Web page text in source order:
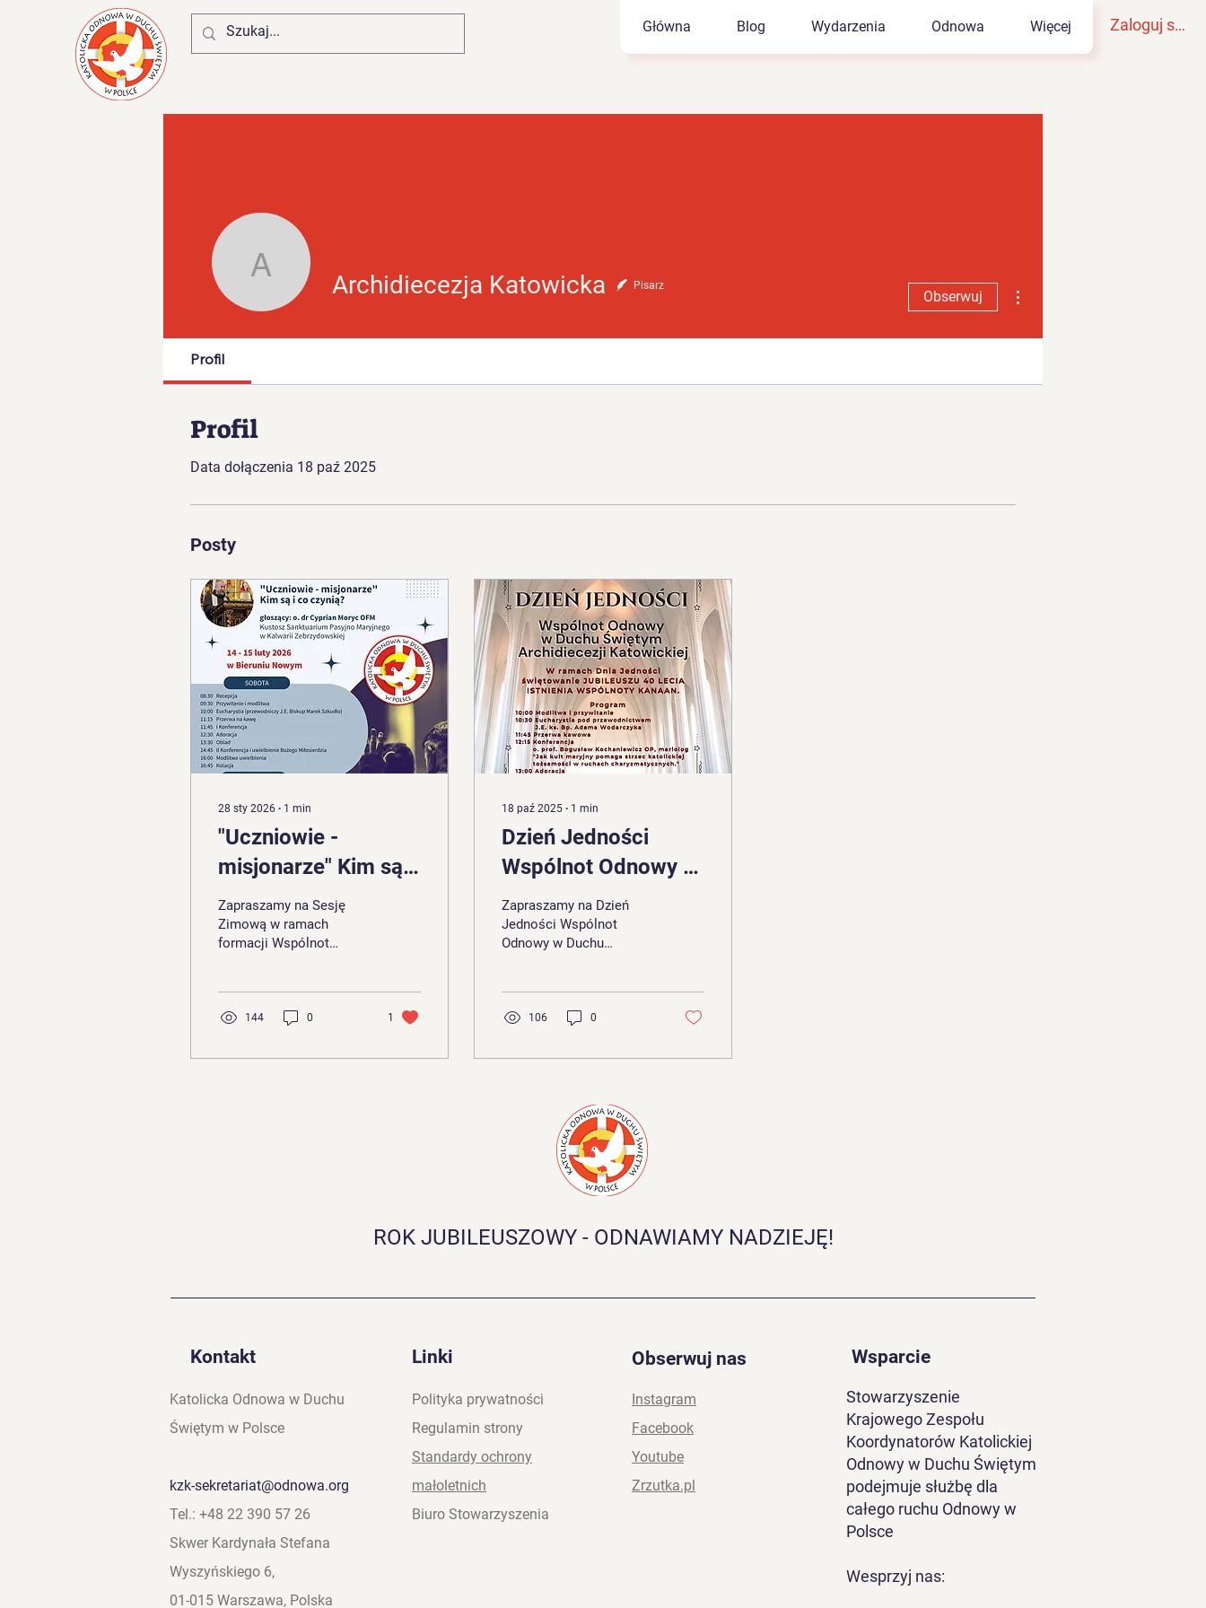
Główna Blog Wydarzenia Odnowa Więcej Zaloguj się
Archidiecezja Katowicka
Archidiecezja Katowicka Pisarz
Obserwuj
Profil
Profil
Data dołączenia 18 paź 2025
Posty
28 sty 2026 ∙ 1 min
"Uczniowie -
misjonarze" Kim są i
co czynią?
Zapraszamy na Sesję
Zimową w ramach
formacji Wspólnot
której o. dr Cyprian
konferencję pt.
144 0 1
18 paź 2025 ∙ 1 min
Dzień Jedności
Wspólnot Odnowy w
Duchu Świętym
Archidiecezji
Katowickiej
Zapraszamy na Dzień
Jedności Wspólnot
Odnowy w Duchu
Miejsce: Parafia św.
Mikołowska 4 W ramach
jubileuszu 40-lecia
istnienia Wspólnoty
106 0
ROK JUBILEUSZOWY - ODNAWIAMY NADZIEJĘ!
Kontakt
Katolicka Odnowa w Duchu
Świętym w Polsce
kzk-sekretariat@odnowa.org
Tel.: +48 22 390 57 26
Skwer Kardynała Stefana
Wyszyńskiego 6,
01-015 Warszawa, Polska
Linki
Polityka prywatności
Regulamin strony
Standardy ochrony
małoletnich
Biuro Stowarzyszenia
Obserwuj nas
Instagram
Facebook
Youtube
Zrzutka.pl
Wsparcie
Stowarzyszenie
Krajowego Zespołu
Koordynatorów Katolickiej
Odnowy w Duchu Świętym
podejmuje służbę dla
całego ruchu Odnowy w
Polsce
Wesprzyj nas: